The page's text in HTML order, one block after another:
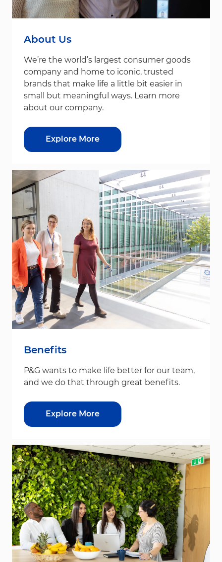
About Us
We’re the world’s largest consumer goods
company and home to iconic, trusted
brands that make life a little bit easier in
small but meaningful ways. Learn more
about our company.
Explore More
Benefits
P&G wants to make life better for our team,
and we do that through great benefits.
Explore More